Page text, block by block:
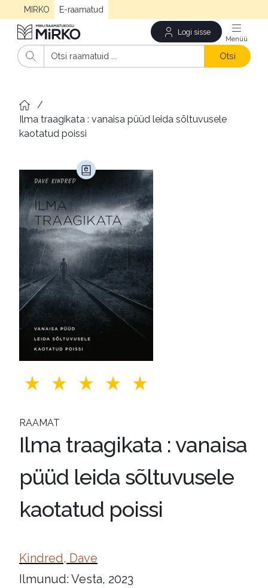
MIRKO E-raamatud
Logi sisse
Otsi
/
Ilma traagikata : vanaisa püüd leida sõltuvusele
kaotatud poissi
RAAMAT
Ilma traagikata : vanaisa
püüd leida sõltuvusele
kaotatud poissi
Kindred, Dave
Ilmunud: Vesta, 2023